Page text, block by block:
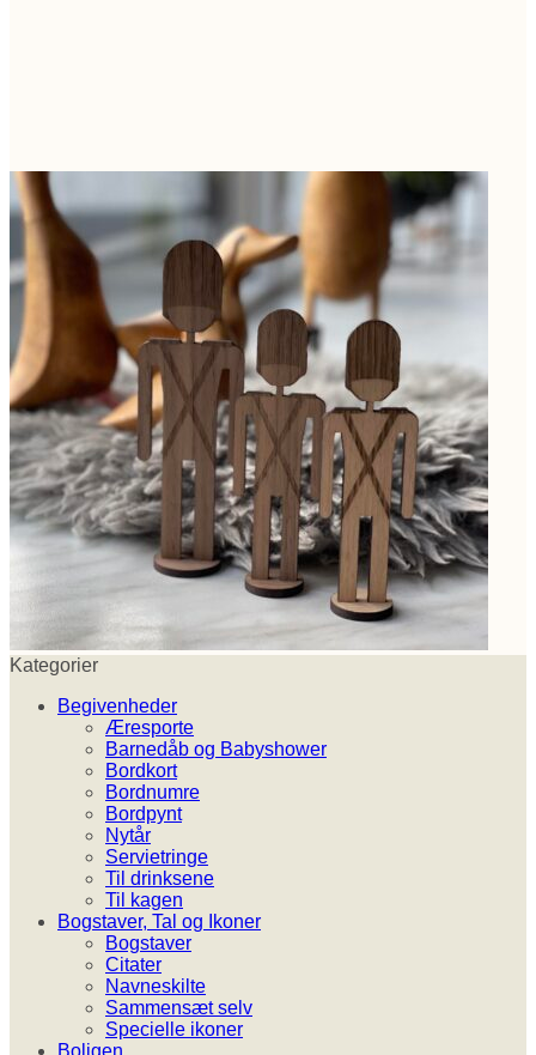
Kategorier
Begivenheder
Æresporte
Barnedåb og Babyshower
Bordkort
Bordnumre
Bordpynt
Nytår
Servietringe
Til drinksene
Til kagen
Bogstaver, Tal og Ikoner
Bogstaver
Citater
Navneskilte
Sammensæt selv
Specielle ikoner